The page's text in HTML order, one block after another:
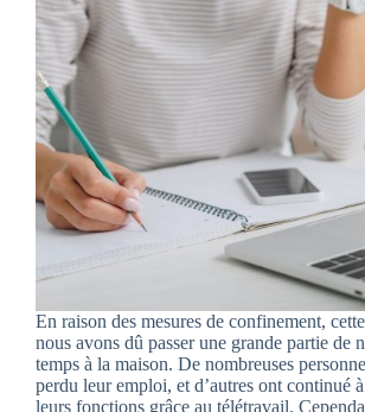
En raison des mesures de confinement,
nous avons dû passer une grande partie de
temps à la maison. De nombreuses
perdu leur emploi, et d’autres ont continué
leurs fonctions grâce au télétravail.